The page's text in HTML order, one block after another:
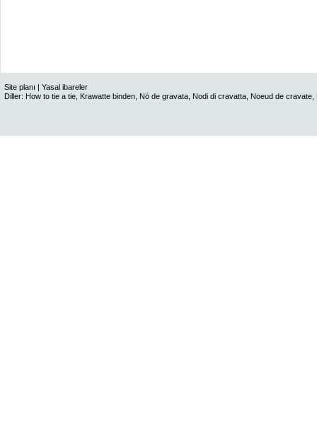
Site planı | Yasal ibareler
Diller: How to tie a tie Krawatte binden Nó de gravata Nodi di cravatta Noeud de cravate